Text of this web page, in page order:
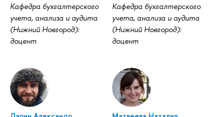
Кафедра бухгалтерского
учета, анализа и аудита
(Нижний Новгород):
доцент
Кафедра бухгалтерского
учета, анализа и аудита
(Нижний Новгород):
доцент